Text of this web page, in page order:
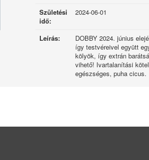
Születési
idő:
2024-06-01
Leírás:
DOBBY 2024. június
így testvéreivel együtt
kölyök, így extrán
vihető! Ivartalanítási
egészséges, puha cicus.